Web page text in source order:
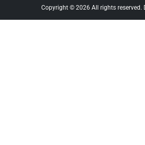
Copyright © 2026 All rights reserved.